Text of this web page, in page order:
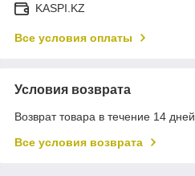
KASPI.KZ
Все условия оплаты
Условия возврата
Возврат товара в течение 14
Все условия возврата